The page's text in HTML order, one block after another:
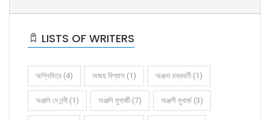
LISTS OF WRITERS
অগ্নিমিত্র (4) অজয় বিশ্বাস (1) অঞ্জনা চক্রবর্তী (1)
অঞ্জলি দে নন্দী (1) অঞ্জলি মুখার্জী (7) অঞ্জলী মুখার্জ (3)